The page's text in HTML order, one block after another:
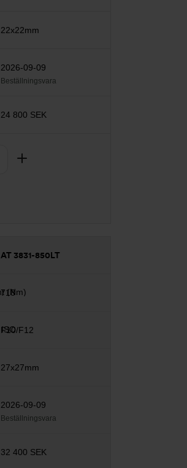
22x22mm
2026-09-09
Beställningsvara
24 800 SEK
AT 3831-850LT
718
F10/F12
27x27mm
2026-09-09
Beställningsvara
32 400 SEK